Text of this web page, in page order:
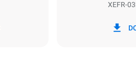
XEFR-